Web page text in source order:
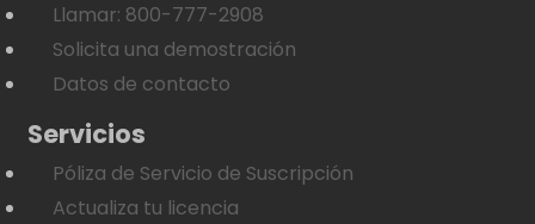
Llamar: 800-777-2908
Solicita una demostración
Datos de contacto
Servicios
Póliza de Servicio de Suscripción
Actualiza tu licencia